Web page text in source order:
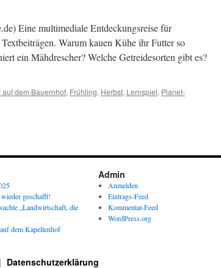
Eine multimediale Entdeckungsreise für
Warum kauen Kühe ihr Futter so
ein Mähdrescher? Welche Getreidesorten gibt es?
auf dem Bauernhof, Frühling, Herbst, Lernspiel, Planet-
geschafft!
„Landwirtschaft, die
dem Kapellenhof
Admin
Anmelden
Eintrags-Feed
Kommentar-Feed
WordPress.org
Datenschutzerklärung